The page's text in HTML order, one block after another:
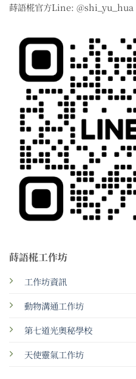
蒔語椛官方Line: @shi_yu_hua
蒔語椛工作坊
工作坊資訊
動物溝通工作坊
第七道光奧秘學校
天使靈氣工作坊